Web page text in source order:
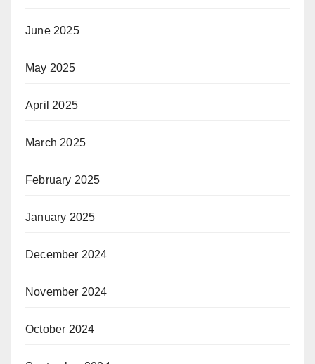
June 2025
May 2025
April 2025
March 2025
February 2025
January 2025
December 2024
November 2024
October 2024